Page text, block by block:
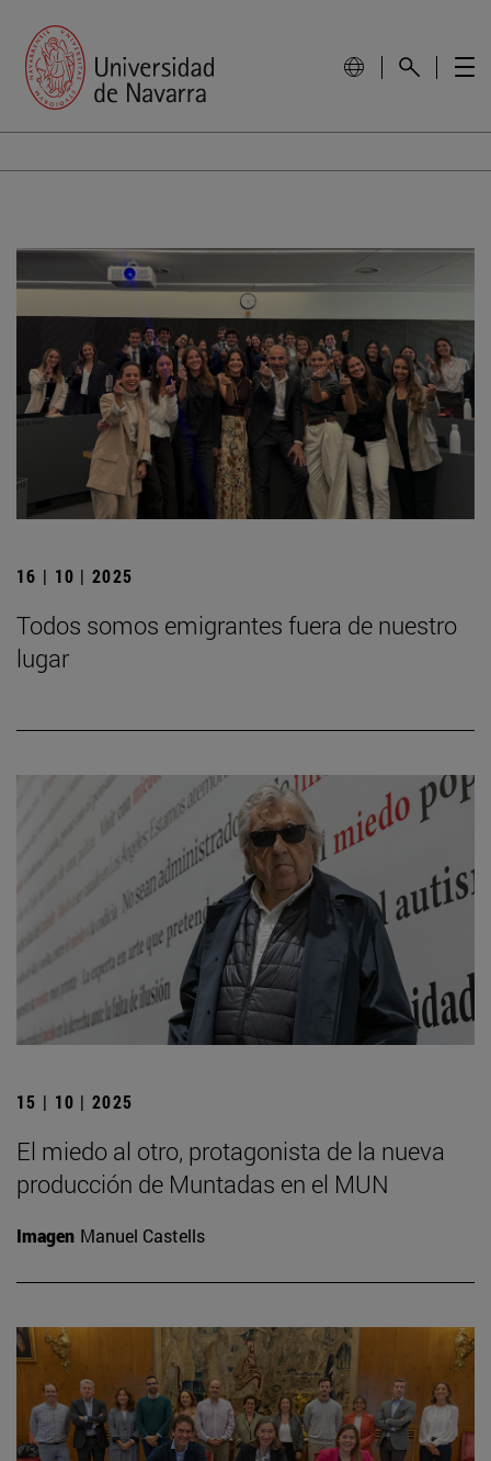
16 | 10 | 2025
Todos somos emigrantes fuera de nuestro
lugar
15 | 10 | 2025
El miedo al otro, protagonista de la nueva
producción de Muntadas en el MUN
Imagen Manuel Castells